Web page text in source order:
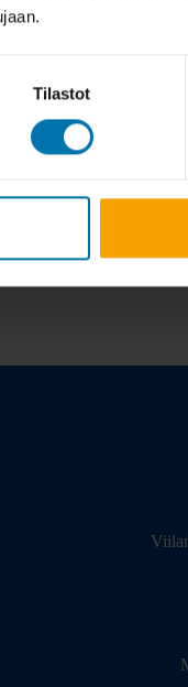
Tilastot